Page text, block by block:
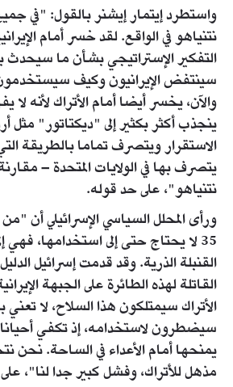
واستطرد إيتمار إيشنر بالقول: "في
نتنياهو في الواقع. لقد خسر أمام
التفكير الإستراتيجي بشأن ما سيحدث
سينتفض الإيرانيون وكيف
والآن، يخسر أيضا أمام الأتراك لأنه لا
ينجذب أكثر بكثير إلى "ديكتاتور" مثل
الاستقرار ويتصرف تماما بالطريقة
يتصرف بها في الولايات المتحدة –
نتنياهو"، على حد قوله.
35 لا يحتاج حتى إلى استخدامها،
القنبلة الذرية. وقد قدمت إسرائيل
القاتلة لهذه الطائرة على الجبهة
الأتراك سيمتلكون هذا السلاح، لا
سيضطرون لاستخدامه، إذ تكفي أحيانا
يمنحها أمام الأعداء في الساحة.
مذهل للأتراك، وفشل كبير جدا لنا"،